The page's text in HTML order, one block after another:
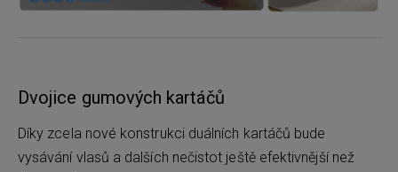
Dvojice gumových kartáčů
Díky zcela nové konstrukci duálních kartáčů bude
vysávání vlasů a dalších nečistot ještě efektivnější než